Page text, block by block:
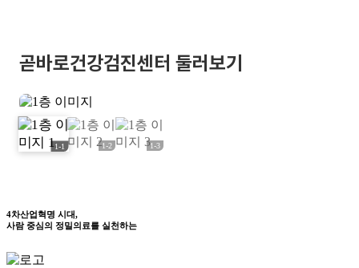
곧바로건강검진센터 둘러보기
1-1 1-2 1-3
4차산업혁명 시대,
사람 중심의 정밀의료를 실천하는